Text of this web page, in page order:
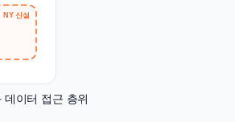
NY 신설
이터 접근 층위